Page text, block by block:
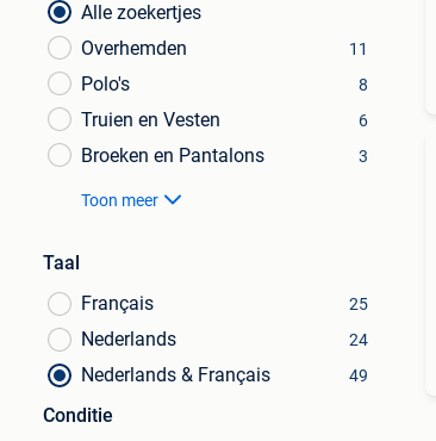
Alle zoekertjes
Overhemden
11
Polo's 8
Truien en Vesten 6
Broeken en Pantalons 3
Toon meer
Taal
Français
25
Nederlands 24
Nederlands & Français 49
Conditie